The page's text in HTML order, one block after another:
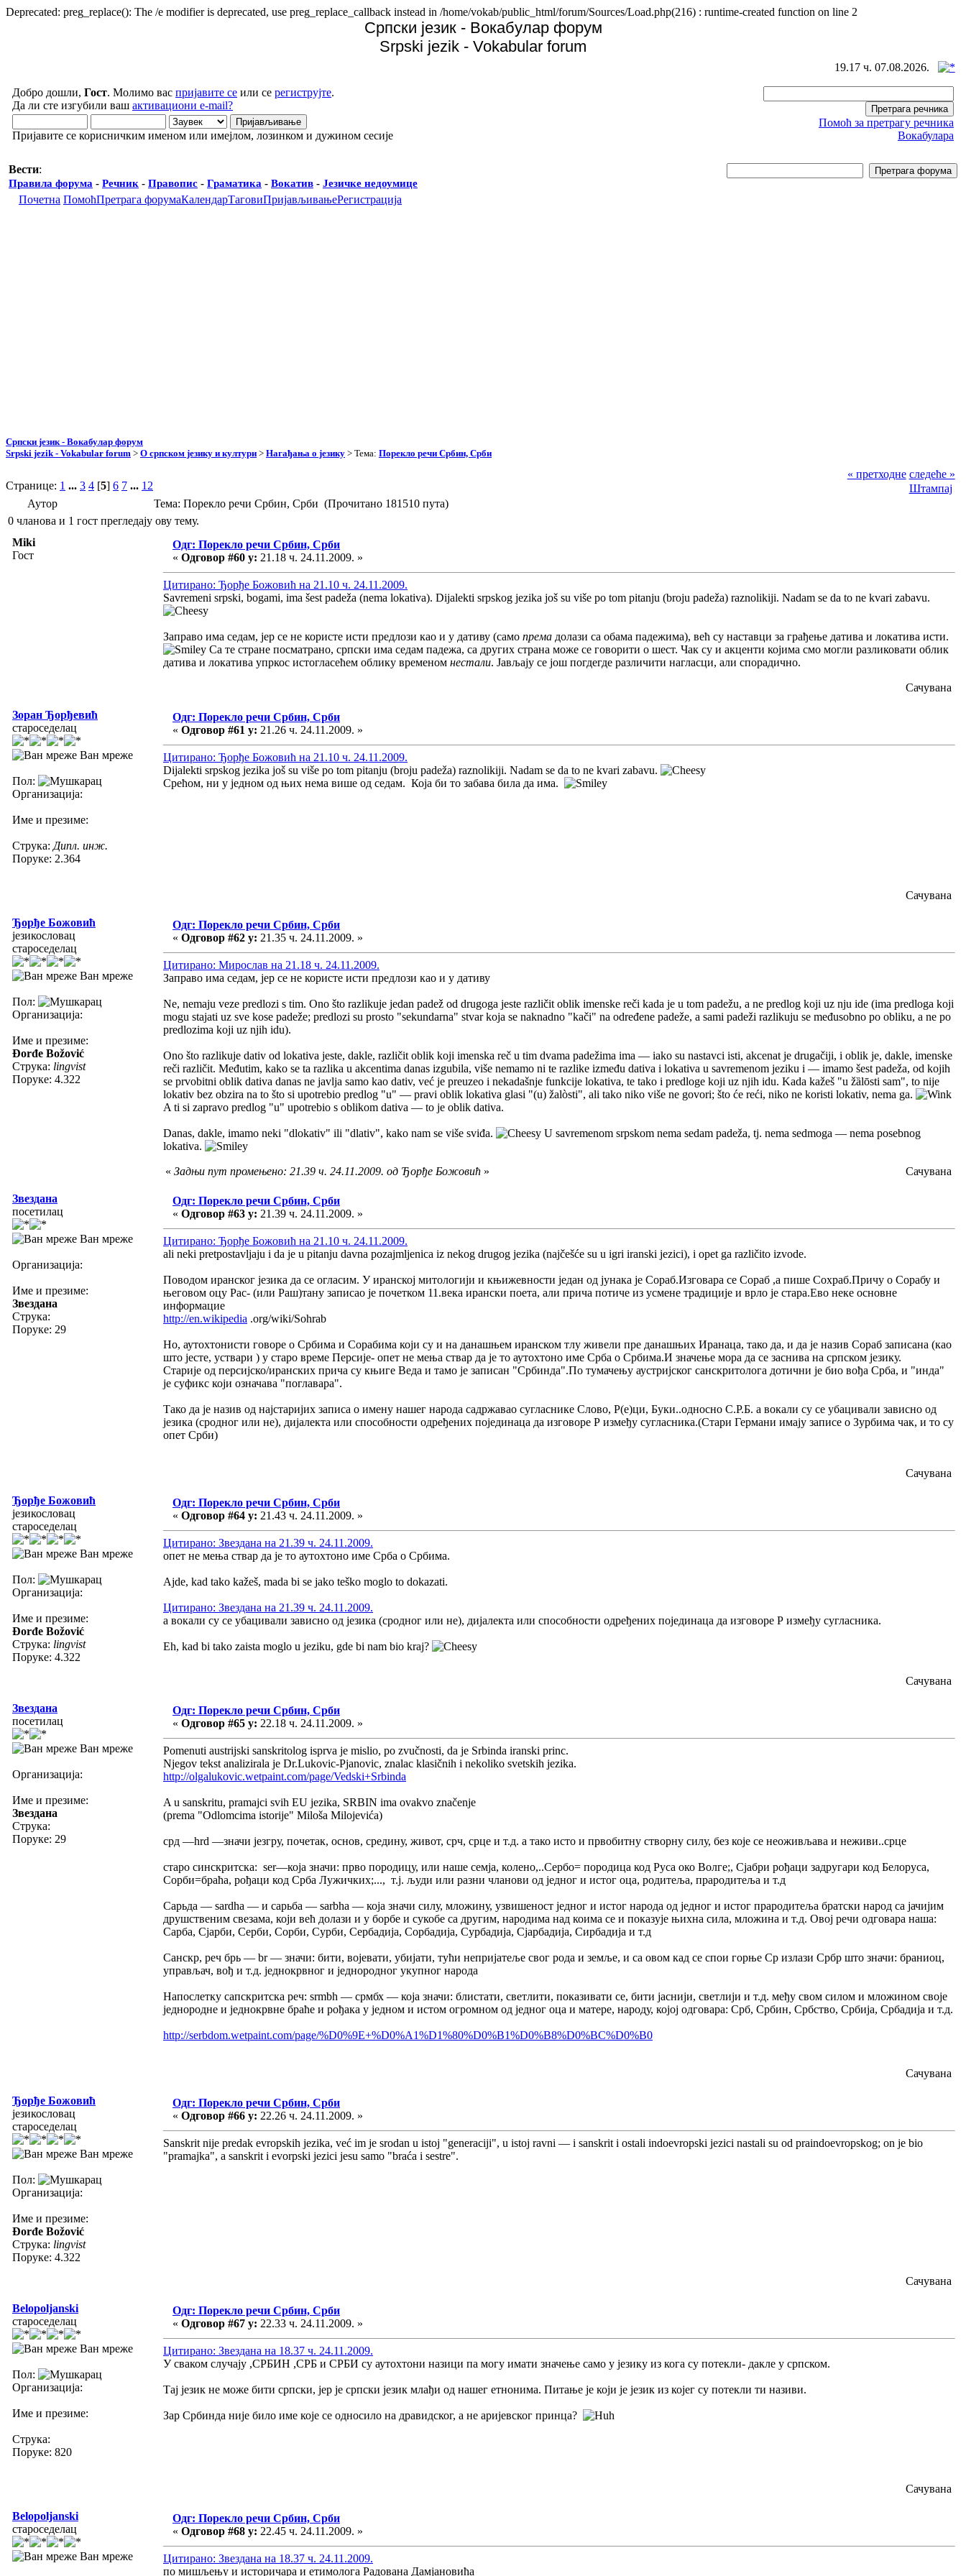
Deprecated: preg_replace(): The /e modifier is deprecated, use preg_replace_callback instead in /home/vokab/public_html/forum/Sources/Load.php(216) : runtime-created function on line 2
Српски језик - Вокабулар форум
Srpski jezik - Vokabular forum
19.17 ч. 07.08.2026.
Добро дошли, Гост. Молимо вас пријавите се или се региструјте.
Да ли сте изгубили ваш активациони e-mail?
Пријавите се корисничким именом или имејлом, лозинком и дужином сесије
Помоћ за претрагу речника
Вокабулара
Вести:
Правила форума - Речник - Правопис - Граматика - Вокатив - Језичке недоумице
Почетна ПомоћПретрага форумаКалендарТаговиПријављивањеРегистрација
Српски језик - Вокабулар форум
Srpski jezik - Vokabular forum > О српском језику и култури > Нагађања о језику > Тема: Порекло речи Србин, Срби
Странице: 1 ... 3 4 [5] 6 7 ... 12
« претходне следеће »
Штампај
Аутор
Тема: Порекло речи Србин, Срби (Прочитано 181510 пута)
0 чланова и 1 гост прегледају ову тему.
Miki
Гост
Одг: Порекло речи Србин, Срби
« Одговор #60 у: 21.18 ч. 24.11.2009. »
Цитирано: Ђорђе Божовић на 21.10 ч. 24.11.2009.
Savremeni srpski, bogami, ima šest padeža (nema lokativa). Dijalekti srpskog jezika još su više po tom pitanju (broju padeža) raznolikiji. Nadam se da to ne kvari zabavu.
Заправо има седам, јер се не користе исти предлози као и у дативу (само према долази са обама падежима), већ су наставци за грађење датива и локатива исти.
Са те стране посматрано, српски има седам падежа, са других страна може се говорити о шест. Чак су и акценти којима смо могли разликовати облик
датива и локатива упркос истогласећем облику временом нестали. Јављају се још погдегде различити нагласци, али спорадично.
Сачувана
Зоран Ђорђевић
староседелац
Ван мреже
Пол:
Организација:
Име и презиме:
Струка: Дипл. инж.
Поруке: 2.364
Одг: Порекло речи Србин, Срби
« Одговор #61 у: 21.26 ч. 24.11.2009. »
Цитирано: Ђорђе Божовић на 21.10 ч. 24.11.2009.
Dijalekti srpskog jezika još su više po tom pitanju (broju padeža) raznolikiji. Nadam se da to ne kvari zabavu.
Срећом, ни у једном од њих нема више од седам. Која би то забава била да има.
Сачувана
Ђорђе Божовић
језикословац
староседелац
Ван мреже
Пол:
Организација:
Име и презиме:
Đorđe Božović
Струка: lingvist
Поруке: 4.322
Одг: Порекло речи Србин, Срби
« Одговор #62 у: 21.35 ч. 24.11.2009. »
Цитирано: Мирослав на 21.18 ч. 24.11.2009.
Заправо има седам, јер се не користе исти предлози као и у дативу
Ne, nemaju veze predlozi s tim. Ono što razlikuje jedan padež od drugoga jeste različit oblik imenske reči kada je u tom padežu, a ne predlog koji uz nju ide (ima predloga koji
mogu stajati uz sve kose padeže; predlozi su prosto "sekundarna" stvar koja se naknadno "kači" na određene padeže, a sami padeži razlikuju se međusobno po obliku, a ne po
predlozima koji uz njih idu).
Ono što razlikuje dativ od lokativa jeste, dakle, različit oblik koji imenska reč u tim dvama padežima ima — iako su nastavci isti, akcenat je drugačiji, i oblik je, dakle, imenske
reči različit. Međutim, kako se ta razlika u akcentima danas izgubila, više nemamo ni te razlike između dativa i lokativa u savremenom jeziku i — imamo šest padeža, od kojih
se prvobitni oblik dativa danas ne javlja samo kao dativ, već je preuzeo i nekadašnje funkcije lokativa, te tako i predloge koji uz njih idu. Kada kažeš "u žȁlōsti sam", to nije
lokativ bez obzira na to što si upotrebio predlog "u" — pravi oblik lokativa glasi "(u) žalòsti", ali tako niko više ne govori; što će reći, niko ne koristi lokativ, nema ga.
A ti si zapravo predlog "u" upotrebio s oblikom dativa — to je oblik dativa.
Danas, dakle, imamo neki "dlokativ" ili "dlativ", kako nam se više sviđa.
U savremenom srpskom nema sedam padeža, tj. nema sedmoga — nema posebnog
lokativa.
« Задњи пут промењено: 21.39 ч. 24.11.2009. од Ђорђе Божовић » Сачувана
Звездана
посетилац
Ван мреже
Организација:
Име и презиме:
Звездана
Струка:
Поруке: 29
Одг: Порекло речи Србин, Срби
« Одговор #63 у: 21.39 ч. 24.11.2009. »
Цитирано: Ђорђе Божовић на 21.10 ч. 24.11.2009.
ali neki pretpostavljaju i da je u pitanju davna pozajmljenica iz nekog drugog jezika (najčešće su u igri iranski jezici), i opet ga različito izvode.
Поводом иранског језика да се огласим. У иранској митологији и књижевности један од јунака је Сораб.Изговара се Сораб ,а пише Сохраб.Причу о Сорабу и
његовом оцу Рас- (или Раш)тану записао је почетком 11.века ирански поета, али прича потиче из усмене традиције и врло је стара.Ево неке основне
информацие
http://en.wikipedia .org/wiki/Sohrab
Но, аутохтонисти говоре о Србима и Сорабима који су и на данашњем иранском тлу живели пре данашњих Иранаца, тако да, и да је назив Сораб записана (као
што јесте, уствари ) у старо време Персије- опет не мења ствар да је то аутохтоно име Срба о Србима.И значење мора да се заснива на српском језику.
Старије од персијско/иранских прича су књиге Веда и тамо је записан "Србинда".По тумачењу аустријског санскритолога дотични је био вођа Срба, и "инда"
је суфикс који означава "поглавара".
Тако да је назив од најстаријих записа о имену нашег народа садржавао сугласнике Слово, Р(е)ци, Буки..односно С.Р.Б. а вокали су се убацивали зависно од
језика (сродног или не), дијалекта или способности одређених појединаца да изговоре Р између сугласника.(Стари Германи имају записе о Зурбима чак, и то су
опет Срби)
Сачувана
Ђорђе Божовић
језикословац
староседелац
Ван мреже
Пол:
Организација:
Име и презиме:
Đorđe Božović
Струка: lingvist
Поруке: 4.322
Одг: Порекло речи Србин, Срби
« Одговор #64 у: 21.43 ч. 24.11.2009. »
Цитирано: Звездана на 21.39 ч. 24.11.2009.
опет не мења ствар да је то аутохтоно име Срба о Србима.
Ajde, kad tako kažeš, mada bi se jako teško moglo to dokazati.
Цитирано: Звездана на 21.39 ч. 24.11.2009.
а вокали су се убацивали зависно од језика (сродног или не), дијалекта или способности одређених појединаца да изговоре Р између сугласника.
Eh, kad bi tako zaista moglo u jeziku, gde bi nam bio kraj?
Сачувана
Звездана
посетилац
Ван мреже
Организација:
Име и презиме:
Звездана
Струка:
Поруке: 29
Одг: Порекло речи Србин, Срби
« Одговор #65 у: 22.18 ч. 24.11.2009. »
Pomenuti austrijski sanskritolog isprva je mislio, po zvučnosti, da je Srbinda iranski princ.
Njegov tekst analizirala je Dr.Lukovic-Pjanovic, znalac klasičnih i nekoliko svetskih jezika.
http://olgalukovic.wetpaint.com/page/Vedski+Srbinda
A u sanskritu, pramajci svih EU jezika, SRBIN ima ovakvo značenje
(prema "Odlomcima istorije" Miloša Milojevića)
срд —hrd —значи језгру, почетак, основ, средину, живот, срч, срце и т.д. а тако исто и првобитну створну силу, без које се неоживљава и неживи..срце
старо синскритска: ser—која значи: прво породицу, или наше семја, колено,..Сербо= породица код Руса око Волге;, Сјабри рођаци задругари код Белоруса,
Сорби=браћа, рођаци код Срба Лужичких;..., т.ј. људи или разни чланови од једног и истог оца, родитеља, прародитеља и т.д
Сарьда — sardha — и сарьба — sarbha — која значи силу, мложину, узвишеност једног и истог народа од једног и истог прародитеља братски народ са јачијим
друшственим свезама, који већ долази и у борбе и сукобе са другим, народима над коима се и показује њихна сила, мложина и т.д. Овој речи одговара наша:
Сарба, Сјарби, Серби, Сорби, Сурби, Сербадија, Сорбадија, Сурбадија, Сјарбадија, Сирбадија и т.д
Санскр, реч бpь — br — значи: бити, војевати, убијати, тући непријатеље свог рода и земље, и са овом кад се спои горње Ср излази Србр што значи: браниоц,
управљач, вођ и т.д. једнокрвног и једнородног укупног народа
Напослетку сапскритска реч: srmbh — срмбх — која значи: блистати, светлити, показивати се, бити јаснији, светлији и т.д. међу свом силом и мложином своје
једнородне и једнокрвне браће и рођака у једном и истом огромном од једног оца и матере, народу, којој одговара: Срб, Србин, Србство, Србија, Србадија и т.д.
http://serbdom.wetpaint.com/page/%D0%9E+%D0%A1%D1%80%D0%B1%D0%B8%D0%BC%D0%B0
Сачувана
Ђорђе Божовић
језикословац
староседелац
Ван мреже
Пол:
Организација:
Име и презиме:
Đorđe Božović
Струка: lingvist
Поруке: 4.322
Одг: Порекло речи Србин, Срби
« Одговор #66 у: 22.26 ч. 24.11.2009. »
Sanskrit nije predak evropskih jezika, već im je srodan u istoj "generaciji", u istoj ravni — i sanskrit i ostali indoevropski jezici nastali su od praindoevropskog; on je bio
"pramajka", a sanskrit i evorpski jezici jesu samo "braća i sestre".
Сачувана
Belopoljanski
староседелац
Ван мреже
Пол:
Организација:
Име и презиме:
Струка:
Поруке: 820
Одг: Порекло речи Србин, Срби
« Одговор #67 у: 22.33 ч. 24.11.2009. »
Цитирано: Звездана на 18.37 ч. 24.11.2009.
У сваком случају ,СРБИН ,СРБ и СРБИ су аутохтони назици па могу имати значење само у језику из кога су потекли- дакле у српском.
Тај језик не може бити српски, јер је српски језик млађи од нашег етнонима. Питање је који је језик из којег су потекли ти називи.
Зар Србинда није било име које се односило на дравидског, а не аријевског принца?
Сачувана
Belopoljanski
староседелац
Ван мреже
Одг: Порекло речи Србин, Срби
« Одговор #68 у: 22.45 ч. 24.11.2009. »
Цитирано: Звездана на 18.37 ч. 24.11.2009.
по мишљењу и историчара и етимолога Радована Дамјановића